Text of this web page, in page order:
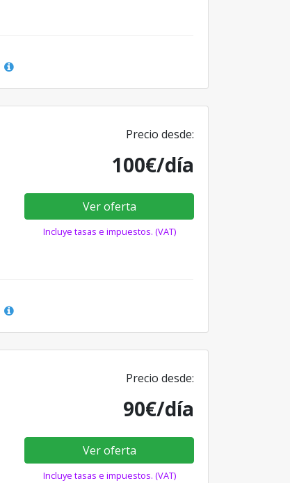
Precio desde:
100€/día
Ver oferta
Incluye tasas e impuestos. (VAT)
Precio desde:
90€/día
Ver oferta
Incluye tasas e impuestos. (VAT)